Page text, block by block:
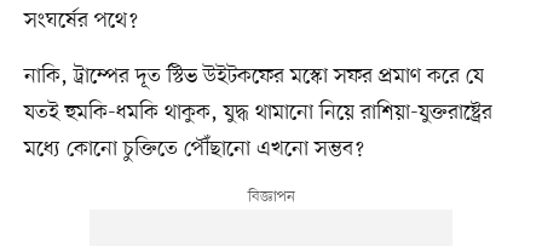
সংঘর্ষের পথে?
নাকি, ট্রাম্পের দূত স্টিভ উইটকফের মস্কো সফর প্রমাণ করে যে
যতই হুমকি-ধমকি থাকুক, যুদ্ধ থামানো নিয়ে রাশিয়া-যুক্তরাষ্ট্রের
মধ্যে কোনো চুক্তিতে পৌঁছানো এখনো সম্ভব?